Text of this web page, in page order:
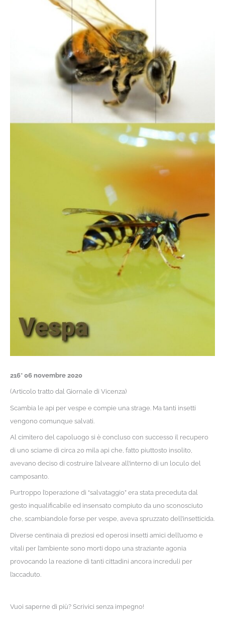
216* 06 novembre 2020
(Articolo tratto dal Giornale di Vicenza)
Scambia le api per vespe e compie una strage. Ma tanti insetti
vengono comunque salvati.
Al cimitero del capoluogo si è concluso con successo il recupero
di uno sciame di circa 20 mila api che, fatto piuttosto insolito,
avevano deciso di costruire l’alveare all’interno di un loculo del
camposanto.
Purtroppo l’operazione di “salvataggio” era stata preceduta dal
gesto inqualificabile ed insensato compiuto da uno sconosciuto
che, scambiandole forse per vespe, aveva spruzzato dell’insetticida.
Diverse centinaia di preziosi ed operosi insetti amici dell’uomo e
vitali per l’ambiente sono morti dopo una straziante agonia
provocando la reazione di tanti cittadini ancora increduli per
l’accaduto.
Vuoi saperne di più? Scrivici senza impegno!